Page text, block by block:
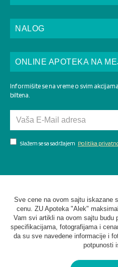
NALOG
ONLINE APOTEKA NA
Informišite se na vreme o svim
biltena.
Slažem se sa sadržajem Politika
Sve cene na ovom sajtu iskazane
cenu. ZU Apoteka "Alek"
Vam svi artikli na ovom sajtu budu
specifikacijama, fotografijama i
da su sve navedene informacije i
potpunosti